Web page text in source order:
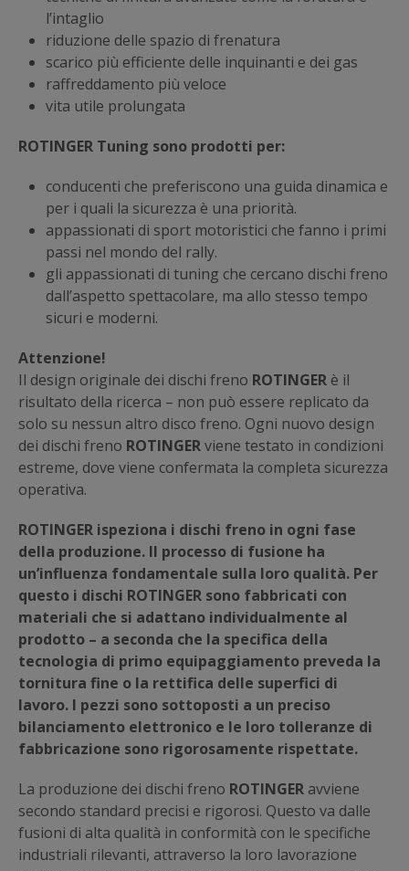
l’intaglio
riduzione delle spazio di frenatura
scarico più efficiente delle inquinanti e dei gas
raffreddamento più veloce
vita utile prolungata
ROTINGER Tuning sono prodotti per:
conducenti che preferiscono una guida dinamica e
per i quali la sicurezza è una priorità.
appassionati di sport motoristici che fanno i primi
passi nel mondo del rally.
gli appassionati di tuning che cercano dischi freno
dall’aspetto spettacolare, ma allo stesso tempo
sicuri e moderni.
Attenzione!
Il design originale dei dischi freno ROTINGER è il
risultato della ricerca – non può essere replicato da
solo su nessun altro disco freno. Ogni nuovo design
dei dischi freno ROTINGERviene testato in condizioni
estreme, dove viene confermata la completa sicurezza
operativa.
ROTINGER ispeziona i dischi freno in ogni fase
della produzione. Il processo di fusione ha
un’influenza fondamentale sulla loro qualità. Per
questo i dischi ROTINGER sono fabbricati con
materiali che si adattano individualmente al
prodotto – a seconda che la specifica della
tecnologia di primo equipaggiamento preveda la
tornitura fine o la rettifica delle superfici di
lavoro. I pezzi sono sottoposti a un preciso
bilanciamento elettronico e le loro tolleranze di
fabbricazione sono rigorosamente rispettate.
La produzione dei dischi freno ROTINGER avviene
secondo standard precisi e rigorosi. Questo va dalle
fusioni di alta qualità in conformità con le specifiche
industriali rilevanti, attraverso la loro lavorazione